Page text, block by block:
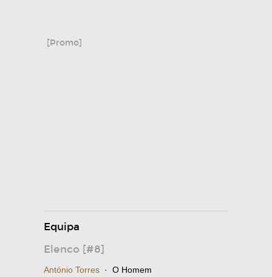
[Promo]
Equipa
Elenco [#8]
António Torres · O Homem